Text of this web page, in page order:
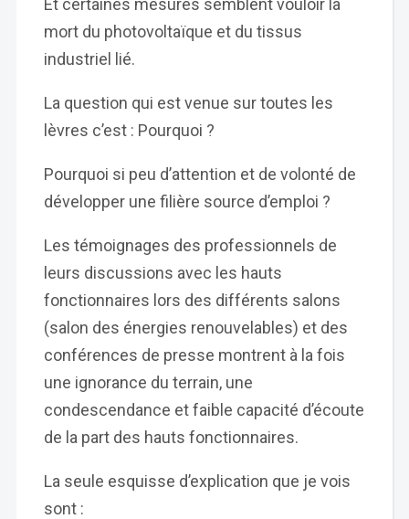
Et certaines mesures semblent vouloir la
mort du photovoltaïque et du tissus
industriel lié.
La question qui est venue sur toutes les
lèvres c’est : Pourquoi ?
Pourquoi si peu d’attention et de volonté de
développer une filière source d’emploi ?
Les témoignages des professionnels de
leurs discussions avec les hauts
fonctionnaires lors des différents salons
(salon des énergies renouvelables) et des
conférences de presse montrent à la fois
une ignorance du terrain, une
condescendance et faible capacité d’écoute
de la part des hauts fonctionnaires.
La seule esquisse d’explication que je vois
sont :